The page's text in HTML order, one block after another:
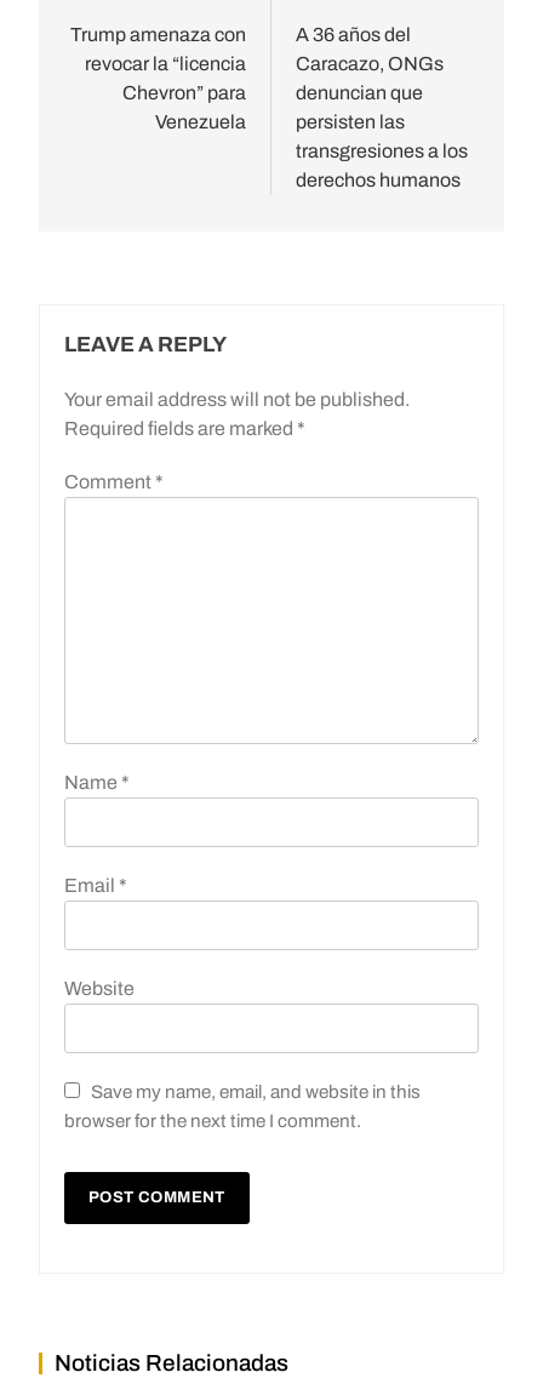
navigation
Trump amenaza con
revocar la “licencia
Chevron” para
Venezuela
A 36 años del
Caracazo, ONGs
denuncian que
persisten las
transgresiones a los
derechos humanos
LEAVE A REPLY
Your email address will not be published.
Required fields are marked *
Comment *
Name *
Email *
Website
Save my name, email, and website in this
browser for the next time I comment.
Noticias Relacionadas